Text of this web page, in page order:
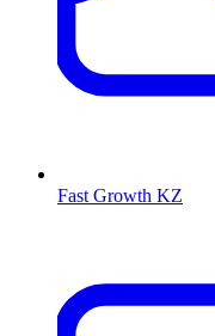
Fast Growth KZ